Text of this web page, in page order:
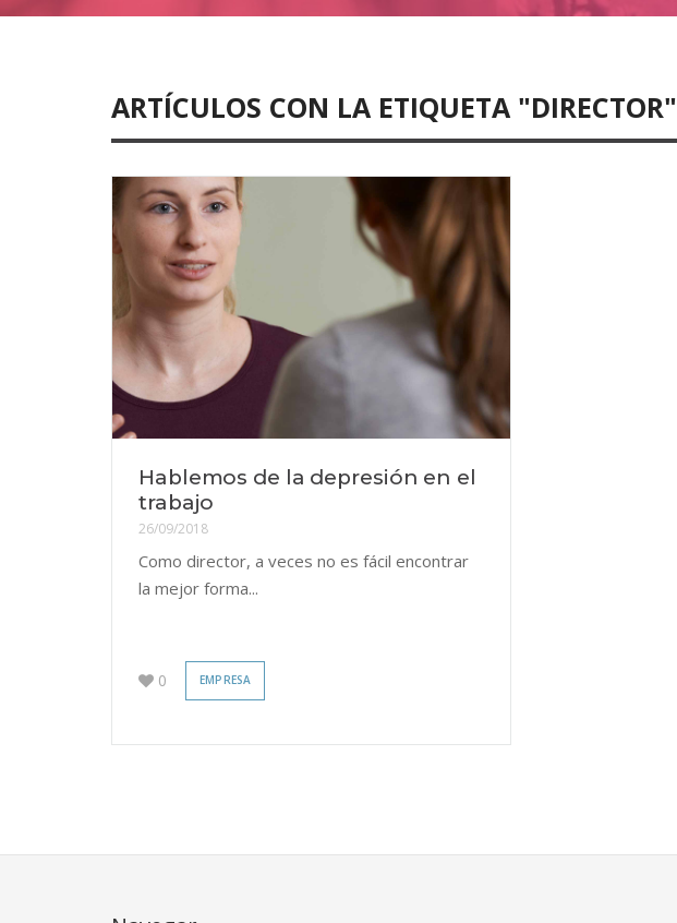
ARTÍCULOS CON LA ETIQUETA "DIRECTOR"
Hablemos de la depresión en el
trabajo
26/09/2018
Como director, a veces no es fácil encontrar
la mejor forma...
0 EMPRESA